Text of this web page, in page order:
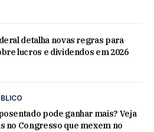
detalha novas regras para
lucros e dividendos em 2026
pode ganhar mais? Veja
no Congresso que mexem no